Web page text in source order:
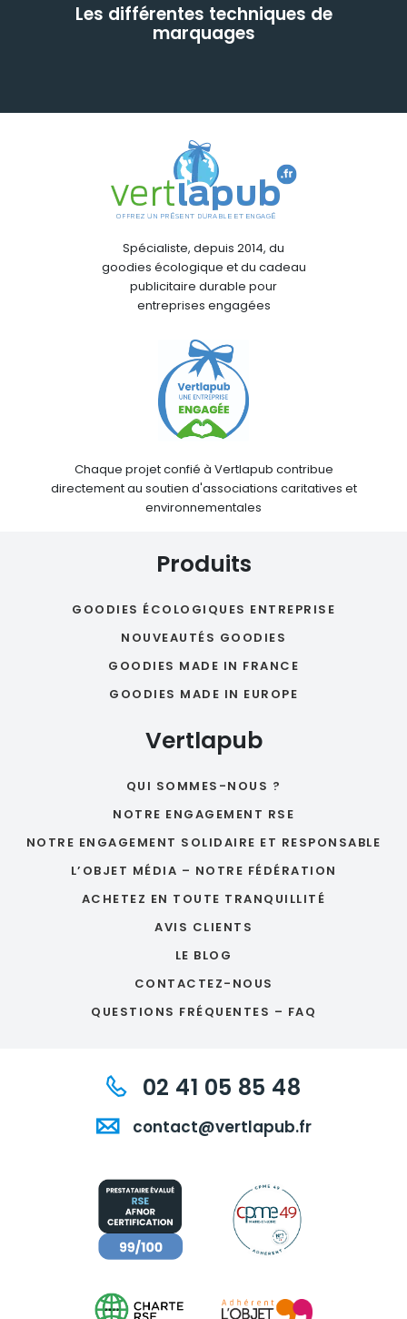
Les différentes techniques de
marquages
Spécialiste, depuis 2014, du
goodies écologique et du cadeau
publicitaire durable pour
entreprises engagées
Chaque projet confié à Vertlapub contribue
directement au soutien d'associations caritatives et
environnementales
Produits
GOODIES ÉCOLOGIQUES ENTREPRISE
NOUVEAUTÉS GOODIES
GOODIES MADE IN FRANCE
GOODIES MADE IN EUROPE
Vertlapub
QUI SOMMES-NOUS ?
NOTRE ENGAGEMENT RSE
NOTRE ENGAGEMENT SOLIDAIRE ET RESPONSABLE
L’OBJET MÉDIA – NOTRE FÉDÉRATION
ACHETEZ EN TOUTE TRANQUILLITÉ
AVIS CLIENTS
LE BLOG
CONTACTEZ-NOUS
QUESTIONS FRÉQUENTES – FAQ
02 41 05 85 48
contact@vertlapub.fr